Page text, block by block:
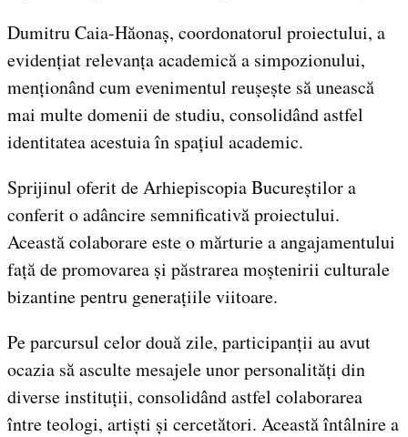
Dumitru Caia-Hăonaș, coordonatorul proiectului, a
evidențiat relevanța academică a simpozionului,
menționând cum evenimentul reușește să unească
mai multe domenii de studiu, consolidând astfel
identitatea acestuia în spațiul academic.
Sprijinul oferit de Arhiepiscopia Bucureștilor a
conferit o adâncire semnificativă proiectului.
Această colaborare este o mărturie a angajamentului
față de promovarea și păstrarea moștenirii culturale
bizantine pentru generațiile viitoare.
Pe parcursul celor două zile, participanții au avut
ocazia să asculte mesajele unor personalități din
diverse instituții, consolidând astfel colaborarea
între teologi, artiști și cercetători. Această întâlnire a